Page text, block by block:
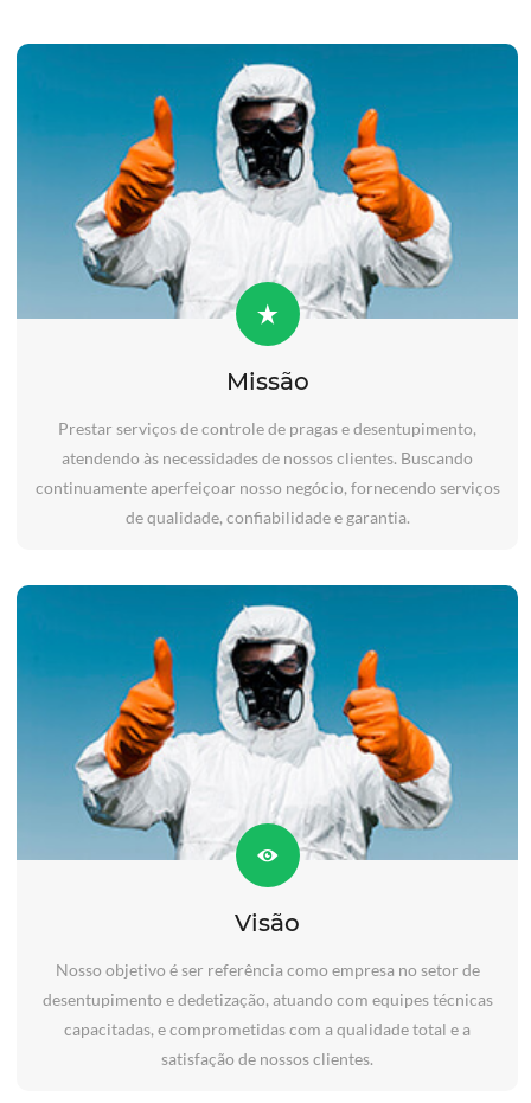
Missão
Prestar serviços de controle de pragas e desentupimento,
atendendo às necessidades de nossos clientes. Buscando
continuamente aperfeiçoar nosso negócio, fornecendo serviços
de qualidade, confiabilidade e garantia.
Visão
Nosso objetivo é ser referência como empresa no setor de
desentupimento e dedetização, atuando com equipes técnicas
capacitadas, e comprometidas com a qualidade total e a
satisfação de nossos clientes.